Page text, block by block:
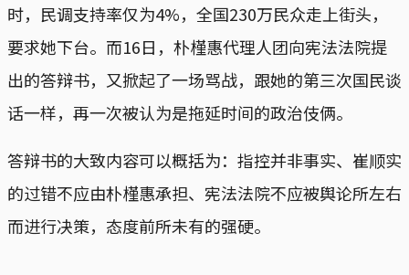
时，民调支持率仅为4%，全国230万民众走上街头，
要求她下台。而16日，朴槿惠代理人团向宪法法院提
出的答辩书，又掀起了一场骂战，跟她的第三次国民谈
话一样，再一次被认为是拖延时间的政治伎俩。
答辩书的大致内容可以概括为：指控并非事实、崔顺实
的过错不应由朴槿惠承担、宪法法院不应被舆论所左右
而进行决策，态度前所未有的强硬。